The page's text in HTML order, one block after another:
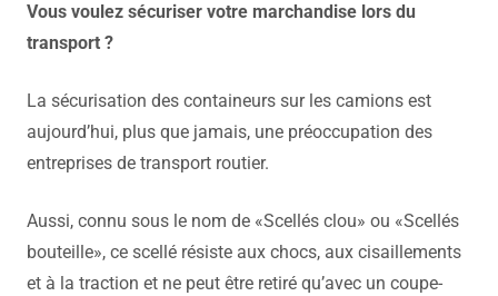
Vous voulez sécuriser votre marchandise lors du
transport ?
La sécurisation des containeurs sur les camions est
aujourd’hui, plus que jamais, une préoccupation des
entreprises de transport routier.
Aussi, connu sous le nom de «Scellés clou» ou «Scellés
bouteille», ce scellé résiste aux chocs, aux cisaillements
et à la traction et ne peut être retiré qu’avec un coupe-